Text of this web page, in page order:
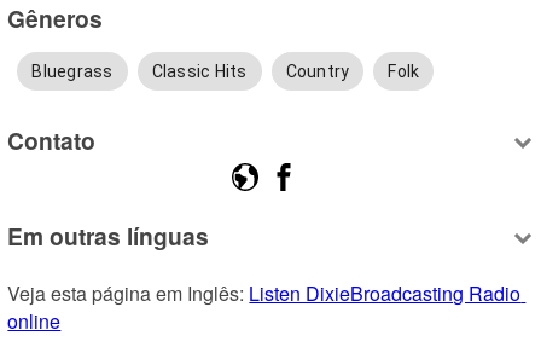
Gêneros
Bluegrass Classic Hits Country Folk
Contato
Em outras línguas
Veja esta página em Inglês: Listen DixieBroadcasting Radio
online